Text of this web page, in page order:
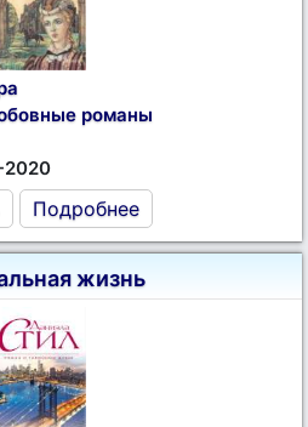
романы
Подробнее
жизнь